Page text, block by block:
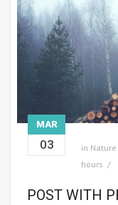
MAR
03 in Nature
hours
POST WITH